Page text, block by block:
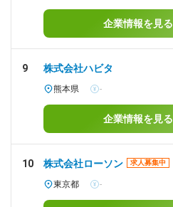
企業情報を見る
9 株式会社ハビタ
熊本県 -
企業情報を見る
10 株式会社ローソン 求人募集中
東京都 -